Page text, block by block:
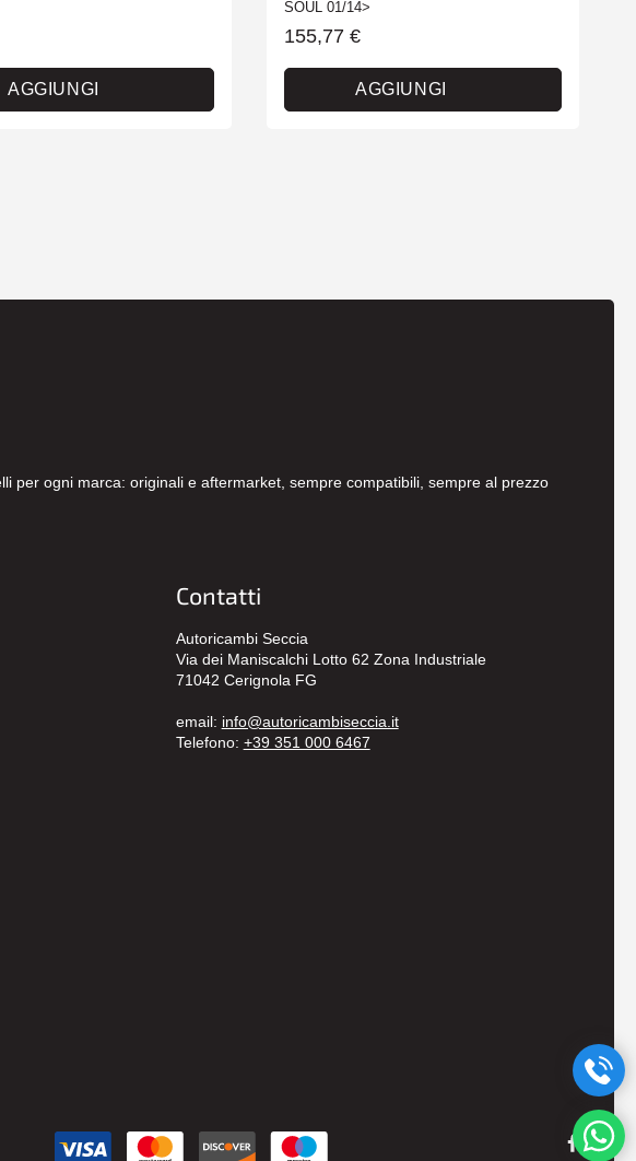
AGGIUNGI
SOUL 01/14>
155,77 €
AGGIUNGI
per ogni marca: originali e aftermarket, sempre compatibili, sempre al prezzo
Contatti
Autoricambi Seccia
Via dei Maniscalchi Lotto 62 Zona Industriale
71042 Cerignola FG
email: info@autoricambiseccia.it
Telefono: +39 351 000 6467